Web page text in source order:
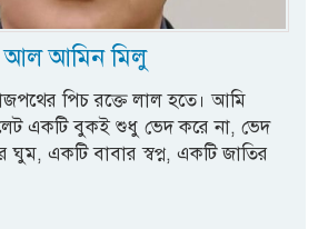
আল আমিন মিলু
পিচ রক্তে লাল হতে। আমি
একটি বুকই শুধু ভেদ করে না, ভেদ
একটি বাবার স্বপ্ন, একটি জাতির